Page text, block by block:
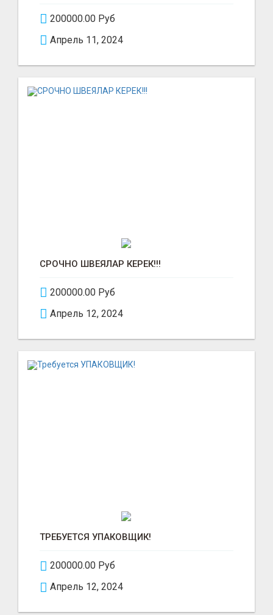
200000.00 Руб
Апрель 11, 2024
СРОЧНО ШВЕЯЛАР КЕРЕК!!!
200000.00 Руб
Апрель 12, 2024
ТРЕБУЕТСЯ УПАКОВЩИК!
200000.00 Руб
Апрель 12, 2024